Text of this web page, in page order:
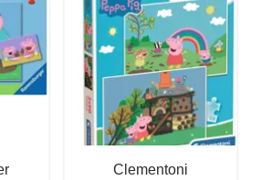
Clementoni